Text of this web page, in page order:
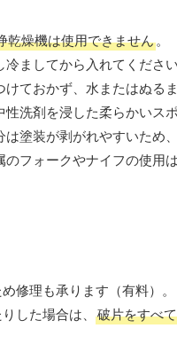
乾燥機は使用できません。
ましてから入れてください
ておかず、水またはぬる
洗剤を浸した柔らかいス
塗装が剥がれやすいため
フォークやナイフの使用
修理も承ります（有料）
した場合は、 破片をすべ